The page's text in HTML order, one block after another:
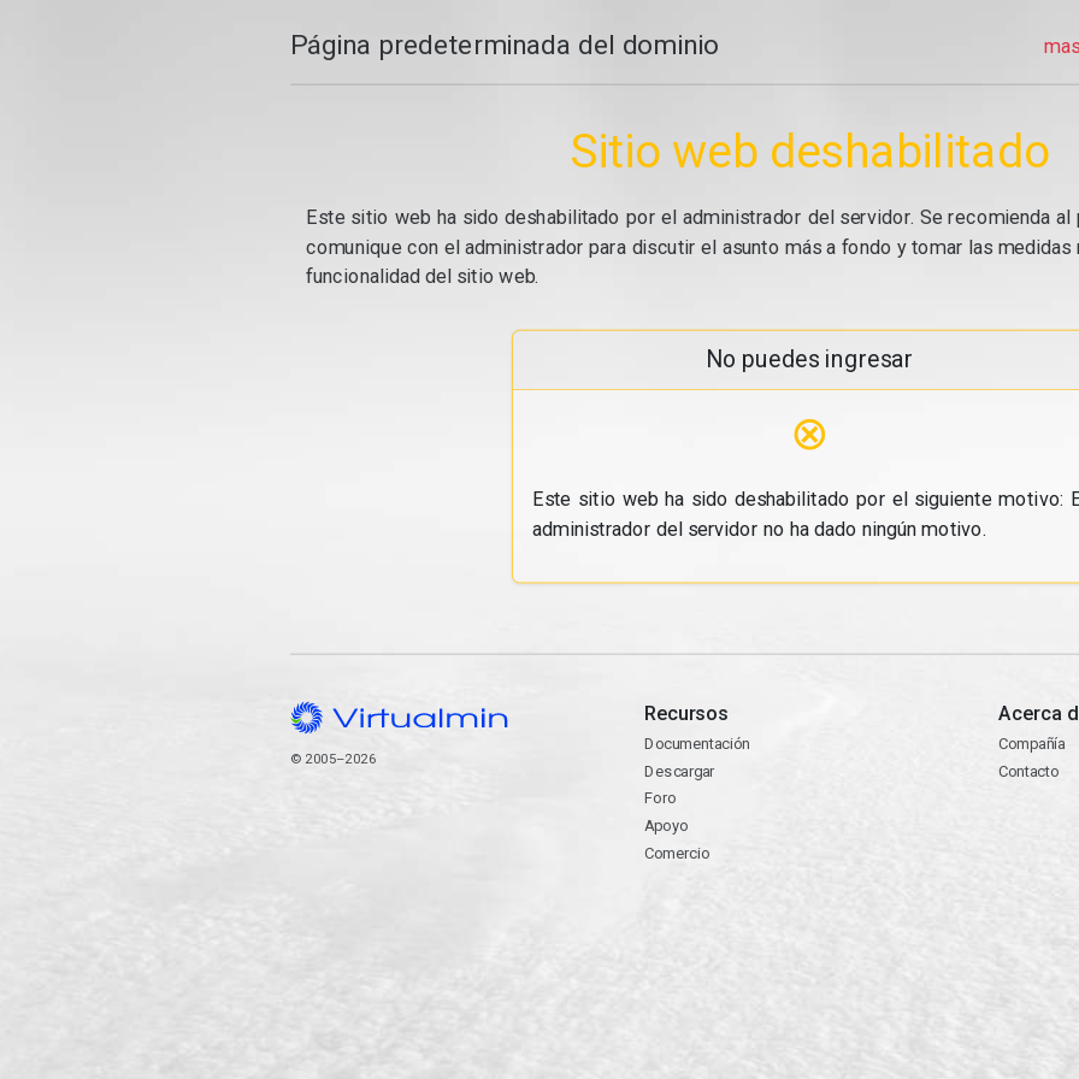
Página predeterminada del dominio
Sitio web deshabilitado
Este sitio web ha sido deshabilitado por el administrador del servidor. Se recomienda
comunique con el administrador para discutir el asunto más a fondo y tomar las medidas
funcionalidad del sitio web.
No puedes ingresar
⊗
Este sitio web ha sido deshabilitado por el siguiente motivo:
administrador del servidor no ha dado ningún motivo.
© 2005–2026
Recursos
Documentación
Descargar
Foro
Apoyo
Comercio
Acerca
Compañía
Contacto